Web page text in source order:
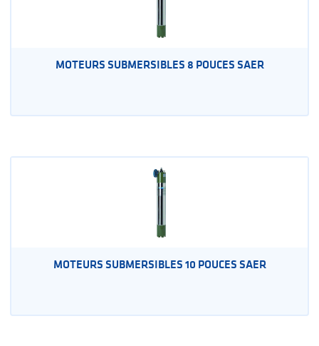
MOTEURS SUBMERSIBLES 8 POUCES SAER
MOTEURS SUBMERSIBLES 10 POUCES SAER